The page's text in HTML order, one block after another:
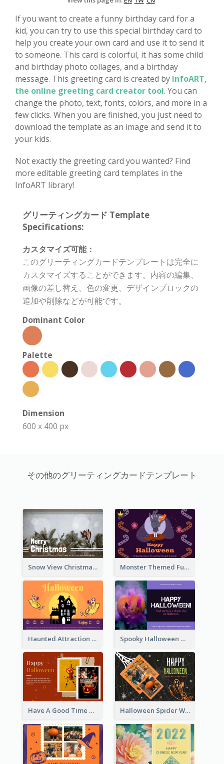
If you want to create a funny birthday card for a
kid, you can try to use this special birthday card to
help you create your own card and use it to send it
to someone. This card is colorful, it has some child
and birthday photo collages, and a birthday
message. This greeting card is created by InfoART,
the online greeting card creator tool. You can
change the photo, text, fonts, colors, and more in a
few clicks. When you are finished, you just need to
download the template as an image and send it to
your kids.
Not exactly the greeting card you wanted? Find
more editable greeting card templates in the
InfoART library!
グリーティングカード Template
Specifications:
カスタマイズ可能：
このグリーティングカードテンプレートは完全に
カスタマイズすることができます。内容の編集、
画像の差し替え、色の変更、デザインブロックの
追加や削除などが可能です。
Dominant Color
Palette
Dimension
600 x 400 px
その他のグリーティングカードテンプレート
Snow View Christmas Card With Simple Design Monster Themed Fun Halloween Greeting Card
Haunted Attraction Themed Halloween Card Spooky Halloween Greeting Card
Have A Good Time This Halloween Greeting Card Halloween Spider Web Greeting Card